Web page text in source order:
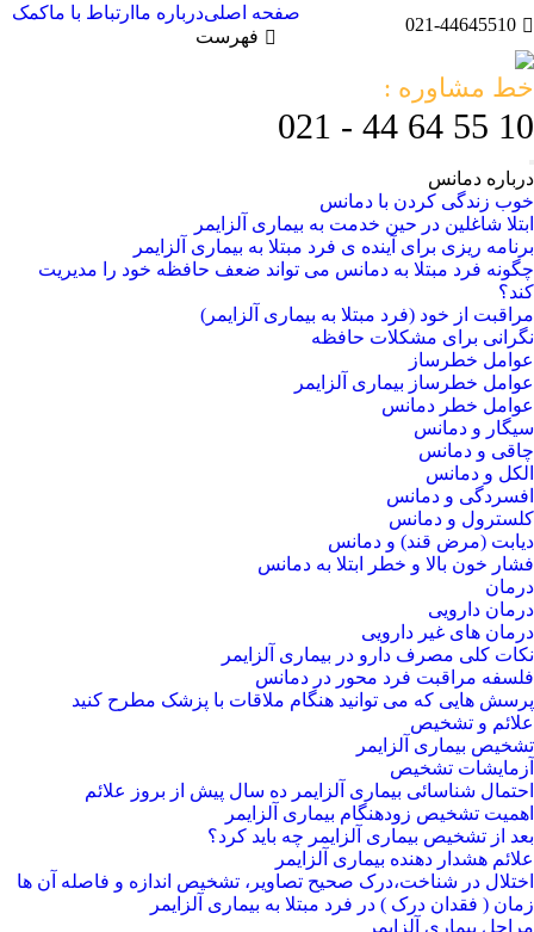
021-44645510
صفحه اصلیدرباره ما ارتباط با ماکمک
فهرست
خط مشاوره :
10 55 64 44 - 021
درباره دمانس
خوب زندگی کردن با دمانس
ابتلا شاغلین در حین خدمت به بیماری آلزایمر
برنامه ریزی برای آینده ی فرد مبتلا به بیماری آلزایمر
چگونه فرد مبتلا به دمانس می تواند ضعف حافظه خود را مدیریت
کند؟
مراقبت از خود (فرد مبتلا به بیماری آلزایمر)
نگرانی برای مشکلات حافظه
عوامل خطرساز
عوامل خطرساز بیماری آلزایمر
عوامل خطر دمانس
سیگار و دمانس
چاقی و دمانس
الکل و دمانس
افسردگی و دمانس
کلسترول و دمانس
دیابت (مرض قند) و دمانس
فشار خون بالا و خطر ابتلا به دمانس
درمان
درمان دارویی
درمان های غیر دارویی
نکات کلی مصرف دارو در بیماری آلزایمر
فلسفه مراقبت فرد محور در دمانس
پرسش هایی که می توانید هنگام ملاقات با پزشک مطرح کنید
علائم و تشخیص
تشخیص بیماری آلزایمر
آزمایشات تشخیص
احتمال شناسائی بیماری آلزایمر ده سال پیش از بروز علائم
اهمیت تشخیص زودهنگام بیماری آلزایمر
بعد از تشخیص بیماری آلزایمر چه باید کرد؟
علائم هشدار دهنده بیماری آلزایمر
اختلال در شناخت،درک صحیح تصاویر، تشخیص اندازه و فاصله آن ها
زمان ( فقدان درک ) در فرد مبتلا به بیماری آلزایمر
مراحل بیماری آلزایمر